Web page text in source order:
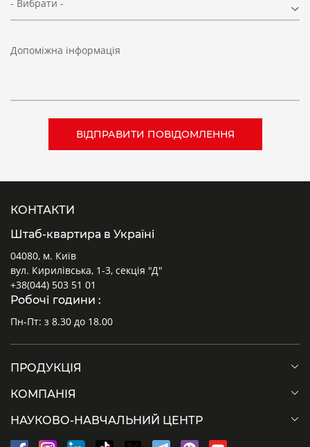
- Вибрати -
Допоміжна інформація
КОНТАКТИ
Штаб-квартира в Україні
04080, м. Київ
вул. Кирилівська, 1-3, секція "Д"
+38(044) 503 51 01
Робочі години :
Пн-Пт: з 8.30 до 18.00
ПРОДУКЦІЯ
КОМПАНІЯ
НАУКОВО-НАВЧАЛЬНИЙ ЦЕНТР